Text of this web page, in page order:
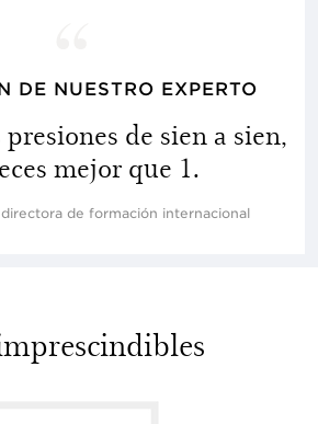
DE NUESTRO EXPERTO
de sien a sien,
mejor que 1.
de formación internacional